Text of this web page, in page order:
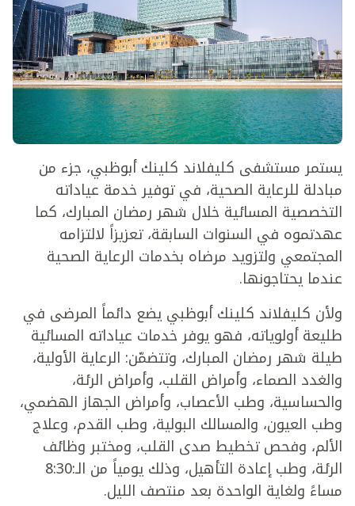
يستمر مستشفى كليفلاند كلينك أبوظبي، جزء من
مبادلة للرعاية الصحية، في توفير خدمة عياداته
التخصصية المسائية خلال شهر رمضان المبارك، كما
عهدتموه في السنوات السابقة، تعزيزاً لالتزامه
المجتمعي ولتزويد مرضاه بخدمات الرعاية الصحية
عندما يحتاجونها.
ولأن كليفلاند كلينك أبوظبي يضع دائماً المرضى في
طليعة أولوياته، فهو يوفر خدمات عياداته المسائية
طيلة شهر رمضان المبارك، وتتضمّن: الرعاية الأولية،
والغدد الصماء، وأمراض القلب، وأمراض الرئة،
والحساسية، وطب الأعصاب، وأمراض الجهاز الهضمي،
وطب العيون، والمسالك البولية، وطب القدم، وعلاج
الألم، وفحص تخطيط صدى القلب، ومختبر وظائف
الرئة، وطب إعادة التأهيل، وذلك يومياً من الـ:8:30
مساءً ولغاية الواحدة بعد منتصف الليل.